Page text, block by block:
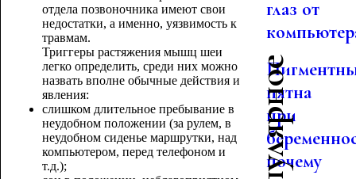
отдела позвоночника имеют свои
недостатки, а именно, уязвимость к
травмам.
Триггеры растяжения мышц шеи
легко определить, среди них можно
назвать вполне обычные действия и
явления:
слишком длительное пребывание в
неудобном положении (за рулем, в
неудобном сиденье маршрутки, над
компьютером, перед телефоном и
т.д.);
глаз от
пятна
при
почему